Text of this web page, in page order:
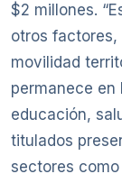
$2 millones.
otros factores,
movilidad
permanece en
educación,
titulados
sectores